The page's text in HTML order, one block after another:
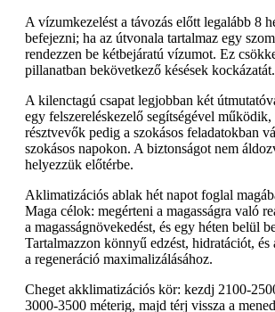
A vízumkezelést a távozás előtt legalább 8
befejezni; ha az útvonala tartalmaz egy
rendezzen be kétbejáratú vízumot. Ez
pillanatban bekövetkező késések kockázatát.
A kilenctagú csapat legjobban két
egy felszereléskezelő segítségével működik,
résztvevők pedig a szokásos feladatokban
szokásos napokon. A biztonságot nem
helyezzük előtérbe.
Aklimatizációs ablak hét napot foglal
Maga célok: megérteni a magasságra való
a magasságnövekedést, és egy héten belül
Tartalmazzon könnyű edzést, hidratációt,
a regeneráció maximalizálásához.
Cheget akklimatizációs kör: kezdj 2100-
3000-3500 méterig, majd térj vissza a